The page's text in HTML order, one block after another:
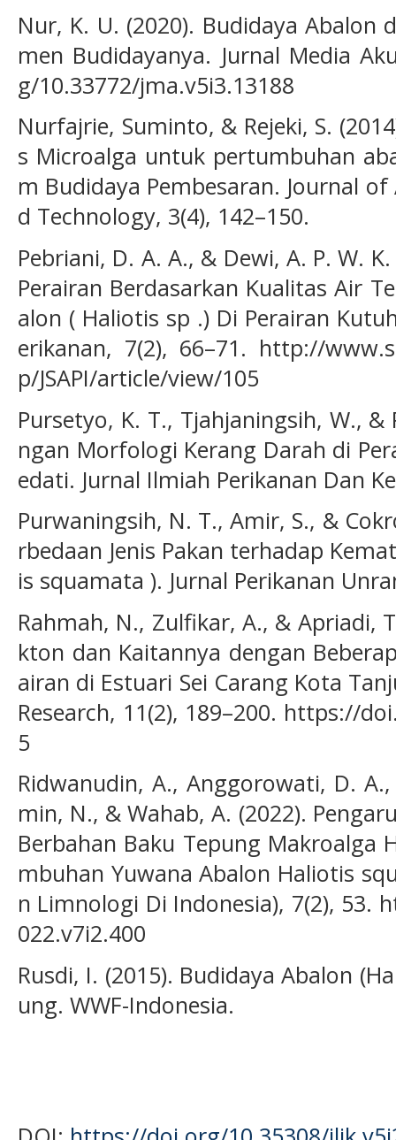
Nur, K. U. (2020). Budidaya Abalon
men Budidayanya. Jurnal Media
g/10.33772/jma.v5i3.13188
Nurfajrie, Suminto, & Rejeki, S.
s Microalga untuk pertumbuhan
m Budidaya Pembesaran. Journal
d Technology, 3(4), 142–150.
Pebriani, D. A. A., & Dewi, A. P. W.
Perairan Berdasarkan Kualitas Air
alon ( Haliotis sp .) Di Perairan
erikanan, 7(2), 66–71. http://
p/JSAPI/article/view/105
Pursetyo, K. T., Tjahjaningsih, W.,
ngan Morfologi Kerang Darah di
edati. Jurnal Ilmiah Perikanan Dan
Purwaningsih, N. T., Amir, S., &
rbedaan Jenis Pakan terhadap
is squamata ). Jurnal Perikanan
Rahmah, N., Zulfikar, A., & Apriadi,
kton dan Kaitannya dengan
airan di Estuari Sei Carang Kota
Research, 11(2), 189–200. https://
5
Ridwanudin, A., Anggorowati, D.
min, N., & Wahab, A. (2022).
Berbahan Baku Tepung Makroalga
mbuhan Yuwana Abalon Haliotis
n Limnologi Di Indonesia), 7(2), 53.
022.v7i2.400
Rusdi, I. (2015). Budidaya Abalon
ung. WWF-Indonesia.